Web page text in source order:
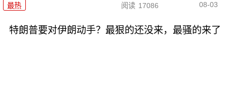
最热 阅读 17086 08-03
特朗普要对伊朗动手？最狠的还没来，最骚的来了